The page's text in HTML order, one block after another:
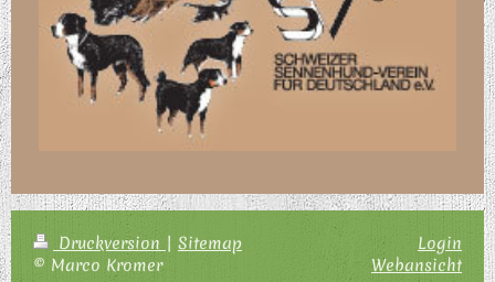
Druckversion | Sitemap
© Marco Kromer
Login
Webansicht